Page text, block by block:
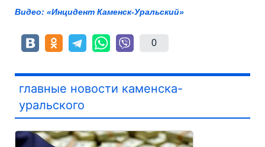
Видео: «Инцидент Каменск-Уральский»
0
главные новости каменска-
уральского